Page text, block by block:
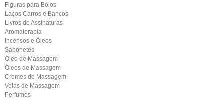
Figuras para Bolos
Laços Carros e Bancos
Livros de Assinaturas
Aromaterapia
Incensos e Óleos
Sabonetes
Óleo de Massagem
Óleos de Massagem
Cremes de Massagem
Velas de Massagem
Perfumes